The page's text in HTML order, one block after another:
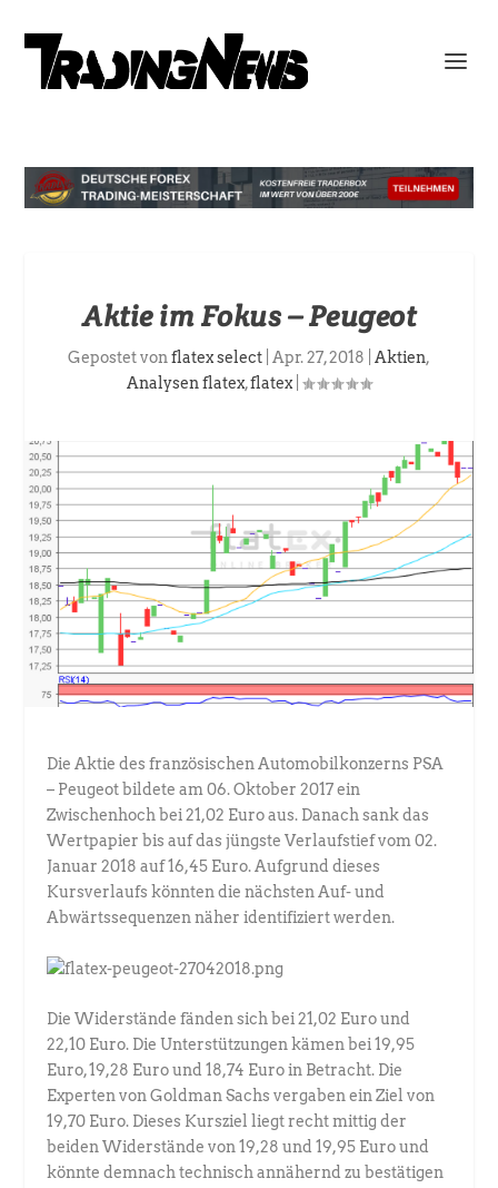
Aktie im Fokus – Peugeot
Gepostet vonflatex select Apr. 27, 2018 Aktien,
Analysen flatex,flatex
Die Aktie des französischen Automobilkonzerns PSA
– Peugeot bildete am 06. Oktober 2017 ein
Zwischenhoch bei 21,02 Euro aus. Danach sank das
Wertpapier bis auf das jüngste Verlaufstief vom 02.
Januar 2018 auf 16,45 Euro. Aufgrund dieses
Kursverlaufs könnten die nächsten Auf- und
Abwärtssequenzen näher identifiziert werden.
Die Widerstände fänden sich bei 21,02 Euro und
22,10 Euro. Die Unterstützungen kämen bei 19,95
Euro, 19,28 Euro und 18,74 Euro in Betracht. Die
Experten von Goldman Sachs vergaben ein Ziel von
19,70 Euro. Dieses Kursziel liegt recht mittig der
beiden Widerstände von 19,28 und 19,95 Euro und
könnte demnach technisch annähernd zu bestätigen